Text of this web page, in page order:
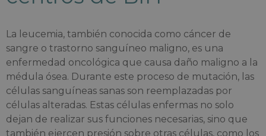
La leucemia, también conocida como cáncer de
sangre o trastorno sanguíneo maligno, es una
enfermedad oncológica que causa daño maligno a la
médula ósea. Durante este proceso de mutación, las
células sanguíneas sanas son reemplazadas por
células alteradas. Estas células enfermas no solo
dejan de realizar sus funciones necesarias, sino que
también ejercen presión sobre otras células, como los